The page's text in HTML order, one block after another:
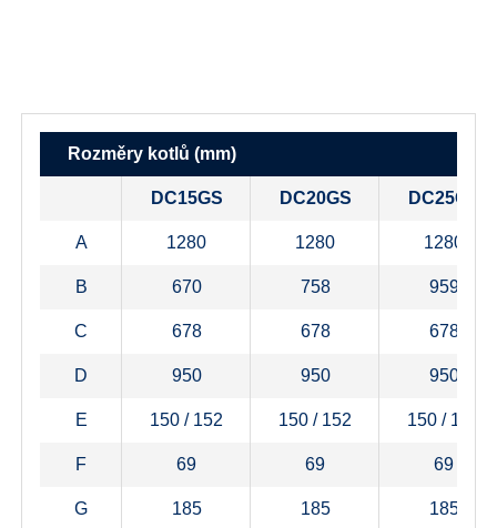
Rozměry kotlů (mm)
DC15GS DC20GS DC25GS
A 1280 1280 1280
B 670 758 959
C 678 678 678
D 950 950 950
E 150 / 152 150 / 152 150 / 152
F 69 69 69
G 185 185 185